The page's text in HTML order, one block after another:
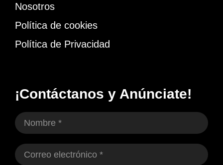
Nosotros
Política de cookies
Política de Privacidad
¡Contáctanos y Anúnciate!